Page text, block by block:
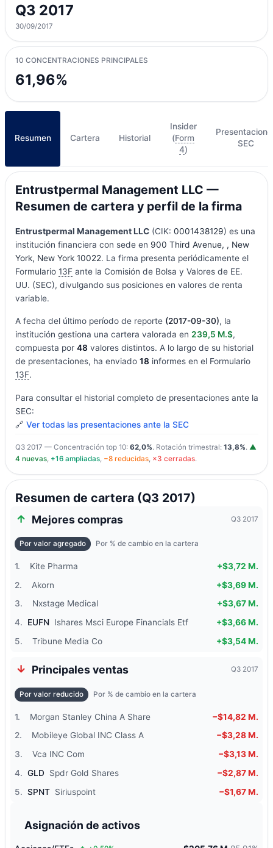
Q3 2017
30/09/2017
10 CONCENTRACIONES PRINCIPALES
61,96%
Resumen Cartera Historial
Insider
(Form
4)
SEC
Entrustpermal Management LLC —
Resumen de cartera y perfil de la firma
Entrustpermal Management LLC(CIK: 0001438129) es una
institución financiera con sede en 900 Third Avenue, , New
York, New York 10022. La firma presenta periódicamente el
Formulario 13Fante la Comisión de Bolsa y Valores de EE.
UU. (SEC), divulgando sus posiciones en valores de renta
variable.
A fecha del último período de reporte (2017-09-30), la
institución gestiona una cartera valorada en 239,5 M.$,
compuesta por 48 valores distintos. A lo largo de su historial
de presentaciones, ha enviado 18 informes en el Formulario
13F.
Para consultar el historial completo de presentaciones ante la
SEC:
🔗 Ver todas las presentaciones ante la SEC
Q3 2017 — Concentración top 10: 62,0%. Rotación trimestral: 13,8%. ▲
4 nuevas, +16 ampliadas, −8 reducidas, ×3 cerradas.
Resumen de cartera (Q3 2017)
Mejores compras Q3 2017
Por valor agregado Por % de cambio en la cartera
1. Kite Pharma
+$3,72 M.
2.
Akorn
+$3,69 M.
3.
Nxstage Medical
+$3,67 M.
4.
EUFN Ishares Msci Europe Financials Etf
+$3,66 M.
5.
Tribune Media Co +$3,54 M.
Principales ventas Q3 2017
Por valor reducido Por % de cambio en la cartera
1. Morgan Stanley China A Share
−$14,82 M.
2.
Mobileye Global INC Class A
−$3,28 M.
3.
Vca INC Com
−$3,13 M.
4. GLD Spdr Gold Shares
−$2,87 M.
5. SPNT Siriuspoint −$1,67 M.
Asignación de activos